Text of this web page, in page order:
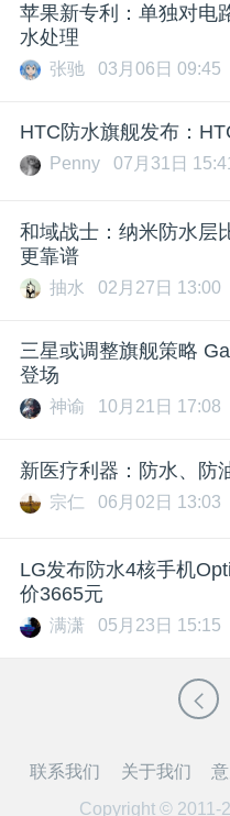
苹果新专利：单独对电
水处理
张驰 03月06日 09:45
HTC防水旗舰发布：
Penny 07月31日
和域战士：纳米防水层
更靠谱
抽水 02月27日 13:00
三星或调整旗舰策略
登场
神谕 10月21日 17:08
新医疗利器：防水、防
宗仁 06月02日 13:03
LG发布防水4核手机
价3665元
满潇 05月23日 15:15
联系我们 关于我们
Copyright © 2011-